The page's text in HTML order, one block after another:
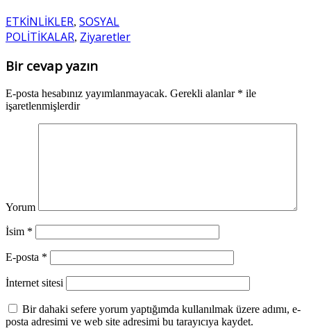
ETKİNLİKLER, SOSYAL
POLİTİKALAR, Ziyaretler
Bir cevap yazın
E-posta hesabınız yayımlanmayacak. Gerekli alanlar * ile
işaretlenmişlerdir
Yorum
İsim *
E-posta *
İnternet sitesi
Bir dahaki sefere yorum yaptığımda kullanılmak üzere adımı, e-
posta adresimi ve web site adresimi bu tarayıcıya kaydet.